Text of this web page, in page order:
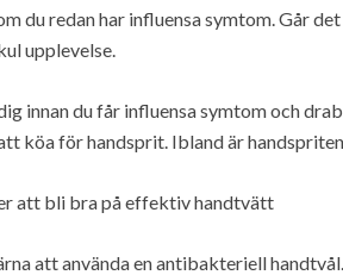
du redan har influensa symtom. Går
upplevelse.
innan du får influensa symtom och
köa för handsprit. Ibland är
att bli bra på effektiv handtvätt
att använda en antibakteriell